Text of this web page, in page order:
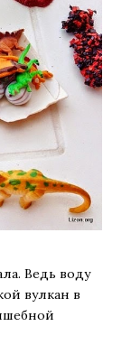
Ведь воду
вулкан в